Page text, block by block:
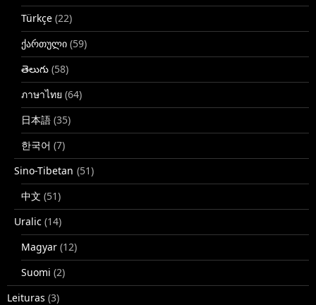
Türkçe (22)
ქართული (59)
తెలుగు (58)
ภาษาไทย (64)
日本語 (35)
한국어 (7)
Sino-Tibetan (51)
中文 (51)
Uralic (14)
Magyar (12)
Suomi (2)
Leituras (3)